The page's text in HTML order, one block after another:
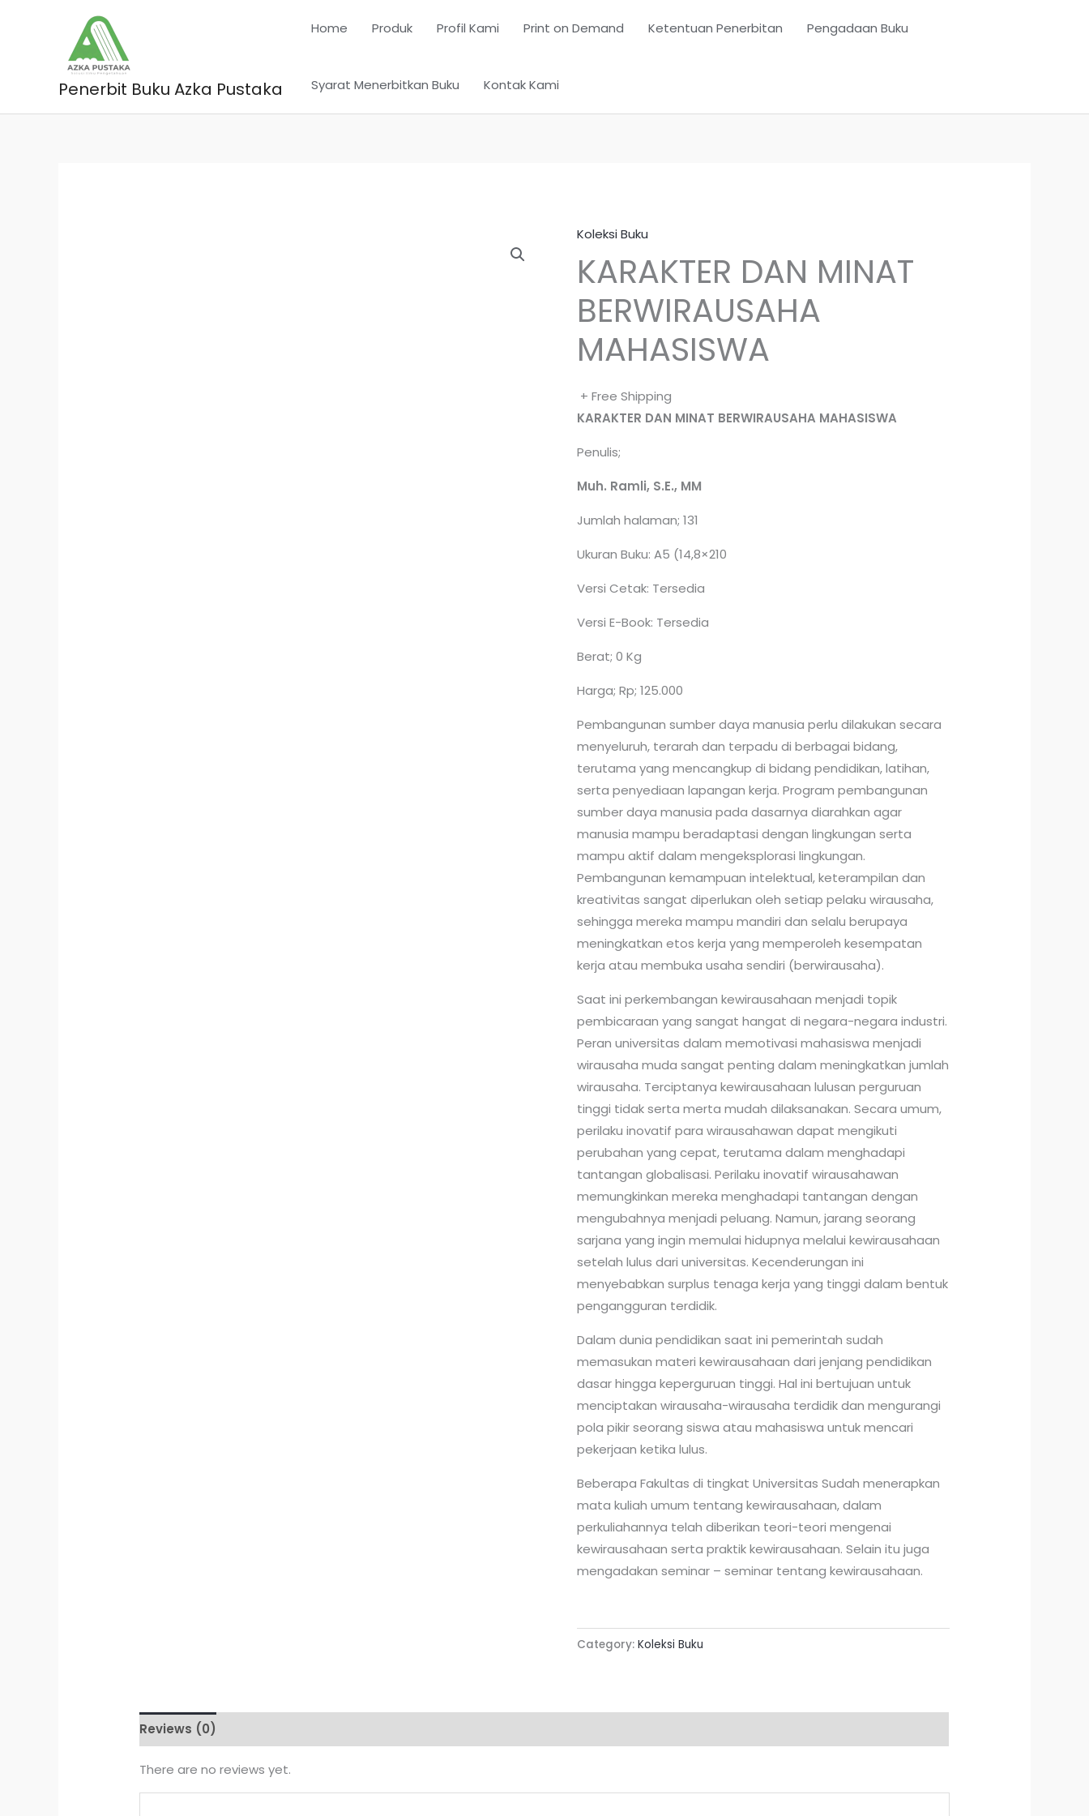
Penerbit Buku Azka Pustaka
Home Produk Profil Kami Print on Demand Ketentuan Penerbitan Pengadaan Buku
Syarat Menerbitkan Buku Kontak Kami
Koleksi Buku
KARAKTER DAN MINAT
BERWIRAUSAHA
MAHASISWA
+ Free Shipping
KARAKTER DAN MINAT BERWIRAUSAHA MAHASISWA
Penulis;
Muh. Ramli, S.E., MM
Jumlah halaman; 131
Ukuran Buku: A5 (14,8×210
Versi Cetak: Tersedia
Versi E-Book: Tersedia
Berat; 0 Kg
Harga; Rp; 125.000
Pembangunan sumber daya manusia perlu dilakukan secara
menyeluruh, terarah dan terpadu di berbagai bidang,
terutama yang mencangkup di bidang pendidikan, latihan,
serta penyediaan lapangan kerja. Program pembangunan
sumber daya manusia pada dasarnya diarahkan agar
manusia mampu beradaptasi dengan lingkungan serta
mampu aktif dalam mengeksplorasi lingkungan.
Pembangunan kemampuan intelektual, keterampilan dan
kreativitas sangat diperlukan oleh setiap pelaku wirausaha,
sehingga mereka mampu mandiri dan selalu berupaya
meningkatkan etos kerja yang memperoleh kesempatan
kerja atau membuka usaha sendiri (berwirausaha).
Saat ini perkembangan kewirausahaan menjadi topik
pembicaraan yang sangat hangat di negara-negara industri.
Peran universitas dalam memotivasi mahasiswa menjadi
wirausaha muda sangat penting dalam meningkatkan jumlah
wirausaha. Terciptanya kewirausahaan lulusan perguruan
tinggi tidak serta merta mudah dilaksanakan. Secara umum,
perilaku inovatif para wirausahawan dapat mengikuti
perubahan yang cepat, terutama dalam menghadapi
tantangan globalisasi. Perilaku inovatif wirausahawan
memungkinkan mereka menghadapi tantangan dengan
mengubahnya menjadi peluang. Namun, jarang seorang
sarjana yang ingin memulai hidupnya melalui kewirausahaan
setelah lulus dari universitas. Kecenderungan ini
menyebabkan surplus tenaga kerja yang tinggi dalam bentuk
pengangguran terdidik.
Dalam dunia pendidikan saat ini pemerintah sudah
memasukan materi kewirausahaan dari jenjang pendidikan
dasar hingga keperguruan tinggi. Hal ini bertujuan untuk
menciptakan wirausaha-wirausaha terdidik dan mengurangi
pola pikir seorang siswa atau mahasiswa untuk mencari
pekerjaan ketika lulus.
Beberapa Fakultas di tingkat Universitas Sudah menerapkan
mata kuliah umum tentang kewirausahaan, dalam
perkuliahannya telah diberikan teori-teori mengenai
kewirausahaan serta praktik kewirausahaan. Selain itu juga
mengadakan seminar – seminar tentang kewirausahaan.
Category: Koleksi Buku
Reviews (0)
There are no reviews yet.